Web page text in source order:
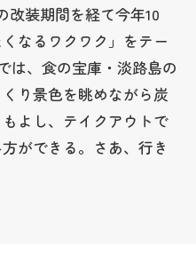
改装期間を経て今年10
なるワクワク」をテー
は、食の宝庫・淡路島の
り景色を眺めながら炭
よし、テイクアウトで
ができる。さあ、行き